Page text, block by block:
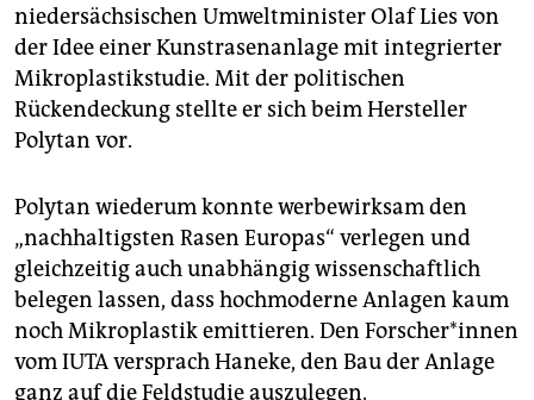
niedersächsischen Umweltminister Olaf Lies von
der Idee einer Kunstrasenanlage mit integrierter
Mikroplastikstudie. Mit der politischen
Rückendeckung stellte er sich beim Hersteller
Polytan vor.
Polytan wiederum konnte werbewirksam den
„nachhaltigsten Rasen Europas“ verlegen und
gleichzeitig auch unabhängig wissenschaftlich
belegen lassen, dass hochmoderne Anlagen kaum
noch Mikroplastik emittieren. Den For­sche­r*in­nen
vom IUTA versprach Haneke, den Bau der Anlage
ganz auf die Feldstudie auszulegen.